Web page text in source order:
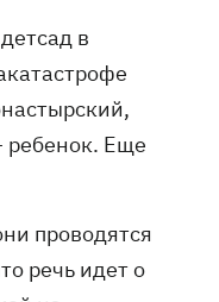
в
ребенок. Еще
проводятся
речь идет о